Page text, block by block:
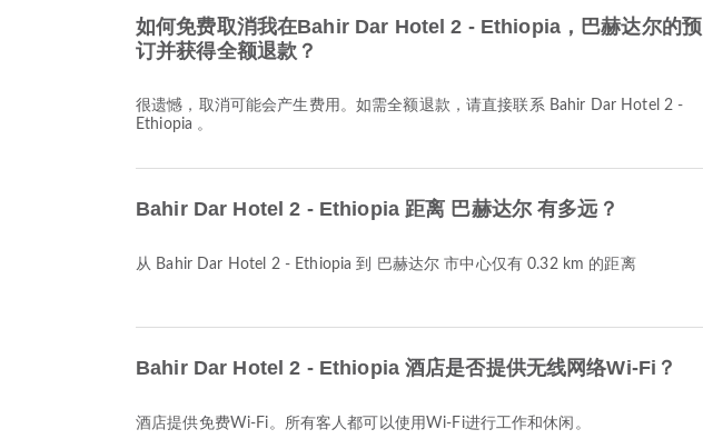
如何免费取消我在Bahir Dar Hotel 2 - Ethiopia，巴赫达尔的预
订并获得全额退款？
很遗憾，取消可能会产生费用。如需全额退款，请直接联系 Bahir Dar Hotel 2 -
Ethiopia 。
Bahir Dar Hotel 2 - Ethiopia 距离 巴赫达尔 有多远？
从 Bahir Dar Hotel 2 - Ethiopia 到 巴赫达尔 市中心仅有 0.32 km 的距离
Bahir Dar Hotel 2 - Ethiopia 酒店是否提供无线网络Wi-Fi？
酒店提供免费Wi-Fi。所有客人都可以使用Wi-Fi进行工作和休闲。